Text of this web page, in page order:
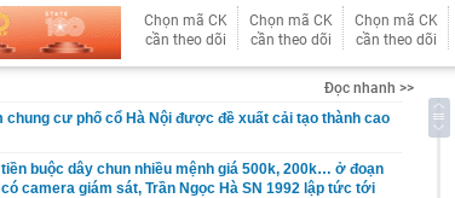
Chọn mã CK
cần theo dõi
Chọn mã CK
cần theo dõi
Chọn mã CK
cần theo dõi
Đọc nhanh >>
chung cư phố cổ Hà Nội được đề xuất cải tạo thành cao
buộc dây chun nhiều mệnh giá 500k, 200k… ở đoạn
camera giám sát, Trần Ngọc Hà SN 1992 lập tức tới